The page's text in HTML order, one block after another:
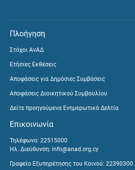
Πλοήγηση
Στόχοι ΑνΑΔ
Ετήσιες Εκθέσεις
Αποφάσεις για Δημόσιες Συμβάσεις
Αποφάσεις Διοικητικού Συμβουλίου
Δείτε προηγούμενα Ενημερωτικά Δελτία
Επικοινωνία
Τηλέφωνο: 22515000
Ηλ. Διεύθυνση: info@anad.org.cy
Γραφείο Εξυπηρέτησης του Κοινού: 22390300